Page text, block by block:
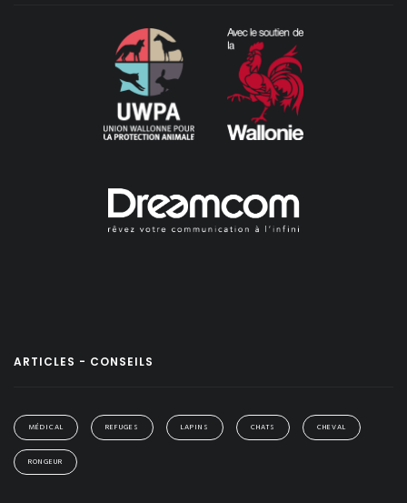
ARTICLES - CONSEILS
MÉDICAL REFUGES LAPINS CHATS CHEVAL
RONGEUR